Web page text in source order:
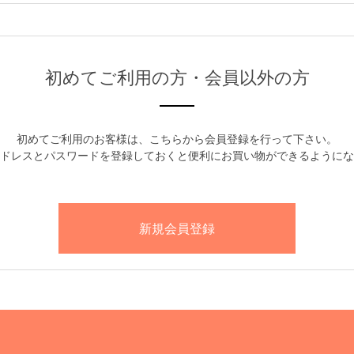
初めてご利用の方・会員以外の方
初めてご利用のお客様は、こちらから会員登録を行って下さい。
レスとパスワードを登録しておくと便利にお買い物ができるように